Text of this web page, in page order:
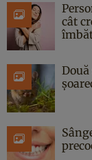
cât